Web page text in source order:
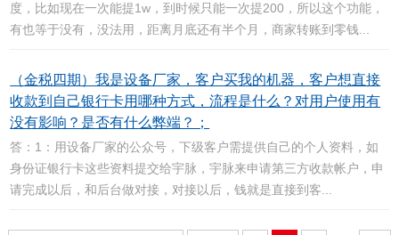
度，比如现在一次能提1w，到时候只能一次提200，所以这个功能，
有也等于没有，没法用，距离月底还有半个月，商家转账到零钱...
（金税四期）我是设备厂家，客户买我的机器，客户想直接
收款到自己银行卡用哪种方式，流程是什么？对用户使用有
没有影响？是否有什么弊端？；
答：1：用设备厂家的公众号，下级客户需提供自己的个人资料，如
身份证银行卡这些资料提交给宇脉，宇脉来申请第三方收款帐户，申
请完成以后，和后台做对接，对接以后，钱就是直接到客...